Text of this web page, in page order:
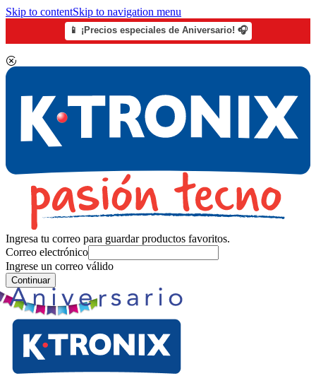
Skip to contentSkip to navigation menu
📱 ¡Precios especiales de Aniversario! 🎧
Ingresa tu correo para guardar productos favoritos.
Correo electrónico
Ingrese un correo válido
Continuar